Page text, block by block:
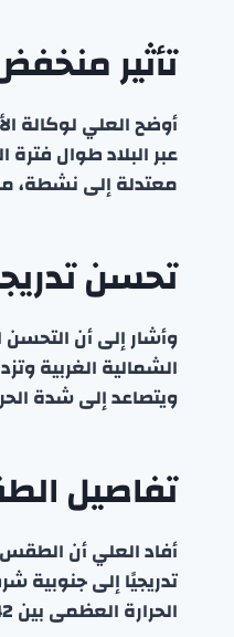
تأثير
أوضح العلي لوكالة
عبر البلاد طوال
معتدلة إلى نشطة،
تحسن
وأشار إلى أن التحسن
الشمالية الغربية
ويتصاعد إلى شدة
تفاصيل
أفاد العلي أن الطقس
الحرارة العظمى بين 42 و44 درجة مئوية، بينما تتراوح الصغرى بين 29 و31 درجة مئوية.